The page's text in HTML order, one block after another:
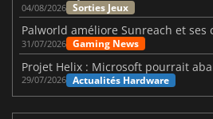
04/08/2026 Sorties Jeux
Palworld améliore Sunreach et ses
31/07/2026 Gaming News
Projet Helix : Microsoft pourrait
29/07/2026 Actualités Hardware